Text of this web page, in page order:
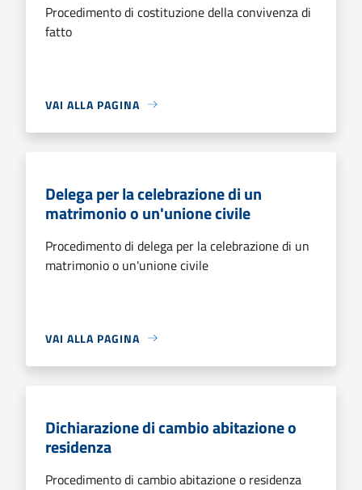
Procedimento di costituzione della convivenza di
fatto
VAI ALLA PAGINA
Delega per la celebrazione di un
matrimonio o un'unione civile
Procedimento di delega per la celebrazione di un
matrimonio o un'unione civile
VAI ALLA PAGINA
Dichiarazione di cambio abitazione o
residenza
Procedimento di cambio abitazione o residenza